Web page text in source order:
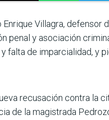
Enrique Villagra, defensor
penal y asociación
falta de imparcialidad, y
recusación contra la
de la magistrada